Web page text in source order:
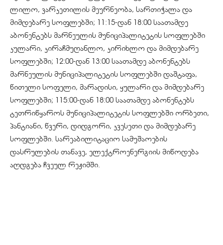
ლილო, ვარკეთილის მეურნეობა, სართიჭალა და
მიმდებარე სოფლებში; 11:15-დან 18:00 საათამდე
აბონენტებს მარნეულის მუნიციპალიტეტის სოფლებში
კულარი, კირაჩმუღანლო, კირიხლო და მიმდებარე
სოფლებში; 12:00-დან 13:00 საათამდე აბონენტებს
მარნეულის მუნიციპალიტეტის სოფლებში დაშტაფა,
წითელი სოფელი, მარადისი, ყულარი და მიმდებარე
სოფლებში; 115:00-დან 18:00 საათამდე აბონენტებს
ტეთრიწყაროს მუნიციპალიტეტის სოფლებში ორბეთი,
პანტიანი, წვერი, დიდგორი, კვესეთი და მიმდებარე
სოფლებში. სარეაბილიტაციო სამუშაოების
დასრულების თანავე, ელექტროენერგიის მიწოდება
აღდგება ჩვეულ რეჟიმში.